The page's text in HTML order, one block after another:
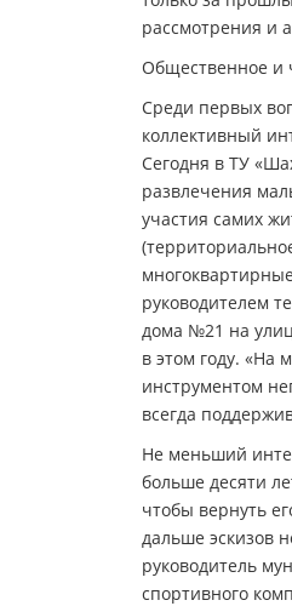
рассмотрения и
Общественное и
Среди первых
коллективный
Сегодня в ТУ
развлечения
участия самих
руководителем
дома №21 на
в этом году.
инструментом
всегда
Не меньший
больше десяти
чтобы вернуть
дальше эскизов
руководитель
спортивного